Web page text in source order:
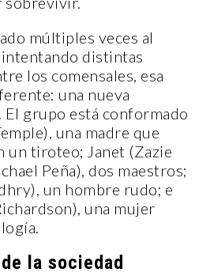
múltiples veces al
distintas
los comensales, esa
una nueva
grupo está conformado
una madre que
un tiroteo; Janet (Zazie
Peña), dos maestros;
un hombre rudo; e
una mujer
la sociedad